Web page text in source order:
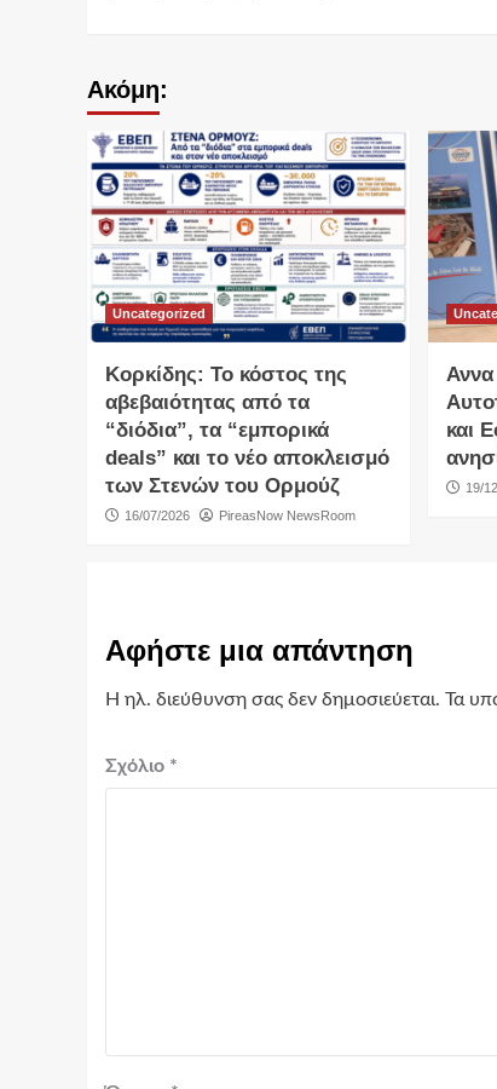
Ακόμη:
Uncategorized
Κορκίδης: Το κόστος της
αβεβαιότητας από τα
“διόδια”, τα “εμπορικά
deals” και το νέο αποκλεισμό
των Στενών του Ορμούζ
16/07/2026 PireasNow NewsRoom
και
19/
Αφήστε μια απάντηση
Η ηλ. διεύθυνση σας δεν δημοσιεύεται. Τα
Σχόλιο *